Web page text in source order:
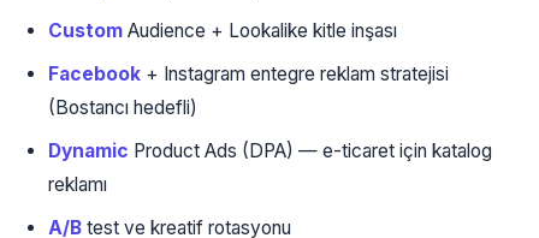
Custom Audience + Lookalike kitle inşası
Facebook + Instagram entegre reklam stratejisi
(Bostancı hedefli)
Dynamic Product Ads (DPA) — e-ticaret için katalog
reklamı
A/B test ve kreatif rotasyonu